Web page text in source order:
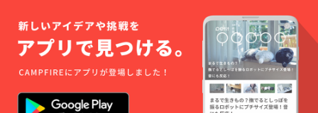
で発生
した事
故・盗
難につ
きまし
ては当
店では
一切の
責任を